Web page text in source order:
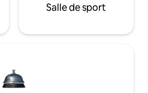
Salle de sport